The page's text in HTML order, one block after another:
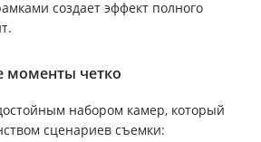
создает эффект полного
моменты четко
набором камер, который
сценариев съемки: